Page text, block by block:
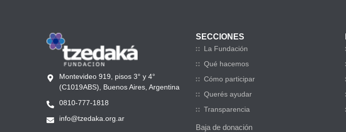
Montevideo 919, pisos 3° y 4°
(C1019ABS), Buenos Aires, Argentina
0810-777-1818
info@tzedaka.org.ar
SECCIONES
La Fundación
Qué hacemos
Cómo participar
Querés ayudar
Transparencia
Baja de donación